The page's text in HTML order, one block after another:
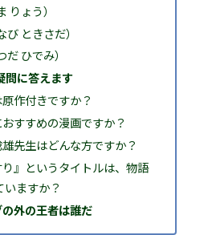
りょう）
ときさだ）
ひでみ）
問に答えます
作付きですか？
すすめの漫画ですか？
先生はどんな方ですか？
』というタイトルは、物語
ますか？
外の王者は誰だ